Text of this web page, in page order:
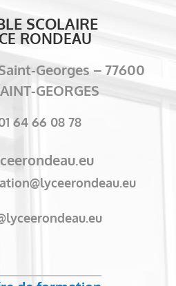
SCOLAIRE
RONDEAU
Georges – 77600
GEORGES
64 66 08 78